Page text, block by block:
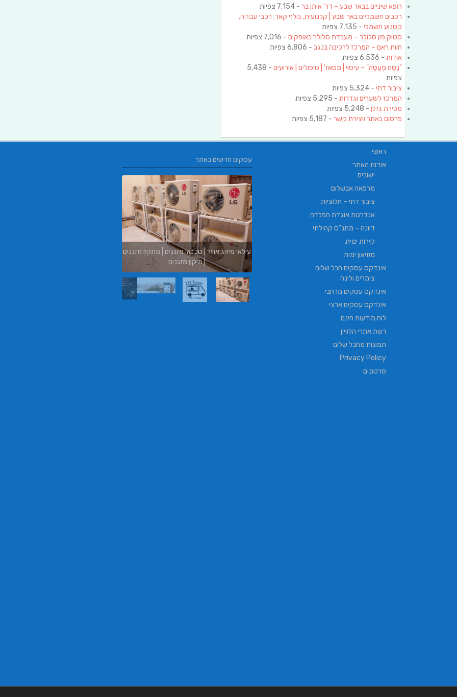
רופא שיניים בבאר שבע – דר' איתן בר - 7,154 צפיות
רכבים חשמליים באר שבע | קלנועית, גולף קאר, רכבי עבודה,
קטנוע חשמלי - 7,135 צפיות
סטוק פון סלולר – מעבדת סלולר באופקים - 7,016 צפיות
חוות ראם – המרכז לרכיבה בנגב - 6,806 צפיות
אודות - 6,536 צפיות
"נַסֵּה מְעַסֶּה" – עיסוי | מסאז' | טיפולים | אירועים
- 5,438
צפיות
ציבור דתי - 5,324 צפיות
המרכז לשערים וגדרות - 5,295 צפיות
מכירת גזלן - 5,248 צפיות
פרסום באתר ויצירת קשר - 5,187 צפיות
עסקים חדשים באתר
עילאי מיזוג אוויר | טכנאי מזגנים | מתקין מזגנים
| תיקון מזגנים
ראשי
אודות האתר
ישובים
מרפאה אבשלום
ציבור דתי – חלוציות
אנדרטת אוגדת הפלדה
דיונה – מתנ"ס קהילתי
קירות ימית
מוזיאון ימית
אינדקס עסקים חבל שלום
צימרים ולינה
אינדקס עסקים מרחבי
אינדקס עסקים ארצי
לוח מודעות חינם
רשת אתרי הלוויין
תמונות מחבל שלום
Privacy Policy
סרטונים